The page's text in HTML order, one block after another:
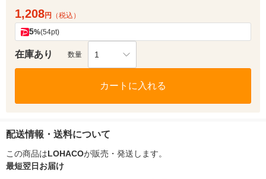
1,208円 （税込）
5%(54pt)
在庫あり 数量 1
カートに入れる
配送情報・送料について
この商品はLOHACOが販売・発送します。
最短翌日お届け